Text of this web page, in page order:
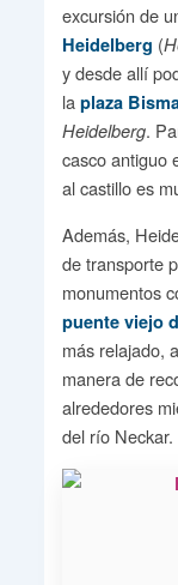
excursión de
Heidelberg (
y desde allí
la plaza
Heidelberg.
casco antiguo
al castillo es
Además,
de transporte
monumentos
puente viejo
más relajado,
manera de
alrededores
del río Neckar.